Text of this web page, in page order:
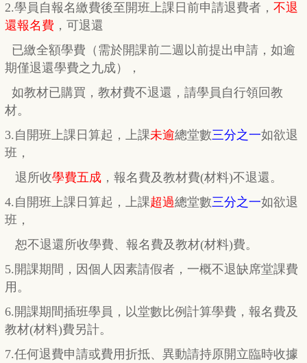
2.學員自報名繳費後至開班上課日前申請退費者， 不退
還報名費 ， 可退還
已繳全額學費 （需於開課前二週以前提出申請，如逾
期僅退還學費之九成），
如教材已購買，教材費不退還， 請學員自行領回教
材。
3.自開班上課日算起，上課未逾總堂數三分之一如欲退
班，
退所收學費五成 ， 報名費及教材費(材料)不退還。
4.自開班上課日算起，上課超過總堂數三分之一如欲退
班，
恕不退還所收學費、報名費及教材(材料)費。
5.開課期間，因個人因素請假者，一概不退缺席堂課費
用。
6.開課期間插班學員，以堂數比例計算學費，報名費及
教材(材料)費另計。
7.任何退費申請或費用折抵、異動請持原開立臨時收據